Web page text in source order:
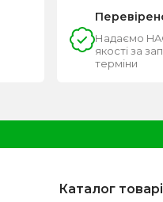
Надаємо
якості за
терміни
Каталог